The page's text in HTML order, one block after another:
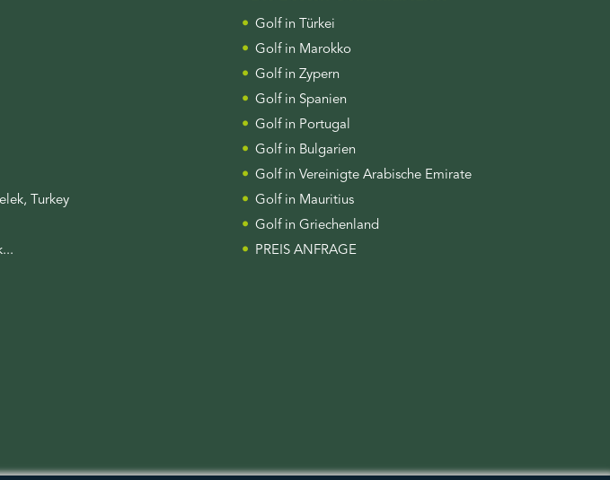
Turkey
Golf in Türkei
Golf in Marokko
Golf in Zypern
Golf in Spanien
Golf in Portugal
Golf in Bulgarien
Golf in Vereinigte Arabische Emirate
Golf in Mauritius
Golf in Griechenland
PREIS ANFRAGE